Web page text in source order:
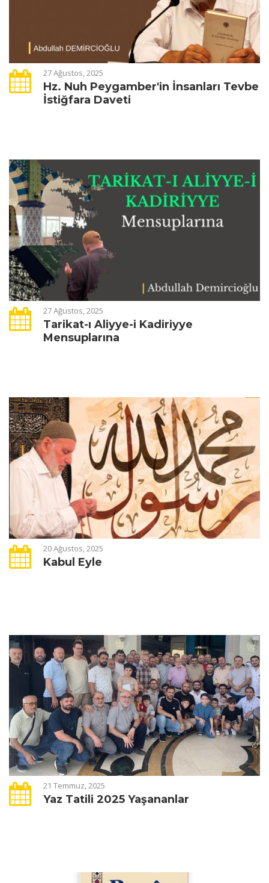
27 Ağustos, 2025
Hz. Nuh Peygamber'in İnsanları Tevbe
İstiğfara Daveti
27 Ağustos, 2025
Tarikat-ı Aliyye-i Kadiriyye
Mensuplarına
20 Ağustos, 2025
Kabul Eyle
21 Temmuz, 2025
Yaz Tatili 2025 Yaşananlar